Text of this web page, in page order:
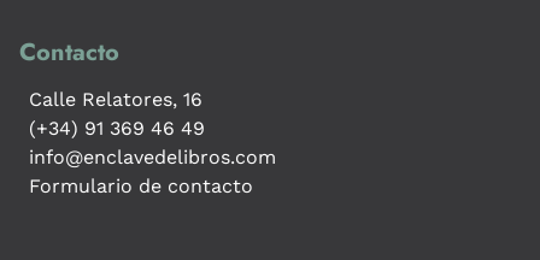
Contacto
Calle Relatores, 16
(+34) 91 369 46 49
info@enclavedelibros.com
Formulario de contacto